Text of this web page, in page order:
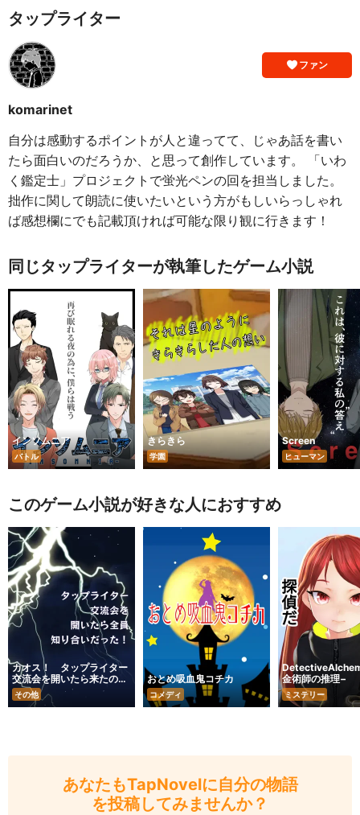
タップライター
ファン
komarinet
自分は感動するポイントが人と違ってて、じゃあ話を書い
たら面白いのだろうか、と思って創作しています。 「いわ
く鑑定士」プロジェクトで蛍光ペンの回を担当しました。
拙作に関して朗読に使いたいという方がもしいらっしゃれ
ば感想欄にでも記載頂ければ可能な限り観に行きます！
同じタップライターが執筆したゲーム小説
インソムニア
バトル
きらきら
学園
Screen
ヒューマン
このゲーム小説が好きな人におすすめ
カオス！ タップライター
交流会を開いたら来たのが
全員知り合いだった
その他
おとめ吸血鬼コチカ
コメディ
金術師の推理−
ミステリー
あなたもTapNovelに自分の物語
を投稿してみませんか？